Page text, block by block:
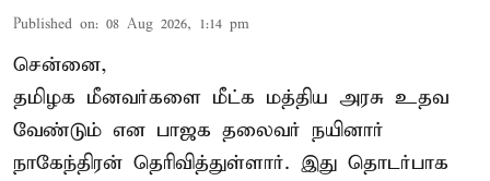
Published on: 08 Aug 2026, 1:14 pm
சென்னை,
தமிழக மீனவர்களை மீட்க மத்திய அரசு உதவ
வேண்டும் என பாஜக தலைவர் நயினார்
நாகேந்திரன் தெரிவித்துள்ளார். இது தொடர்பாக